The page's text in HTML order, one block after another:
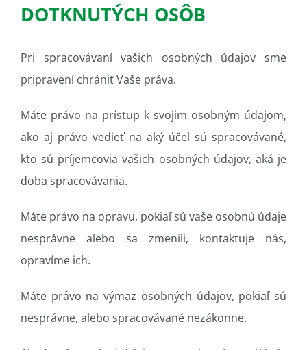
DOTKNUTÝCH OSÔB
Pri spracovávaní vašich osobných údajov sme
pripravení chrániť Vaše práva.
Máte právo na prístup k svojim osobným údajom,
ako aj právo vedieť na aký účel sú spracovávané,
kto sú príjemcovia vašich osobných údajov, aká je
doba spracovávania.
Máte právo na opravu, pokiaľ sú vaše osobnú údaje
nesprávne alebo sa zmenili, kontaktuje nás,
opravíme ich.
Máte právo na výmaz osobných údajov, pokiaľ sú
nesprávne, alebo spracovávané nezákonne.